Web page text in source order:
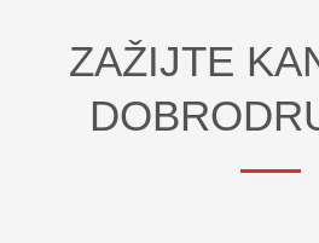
ZAŽIJTE